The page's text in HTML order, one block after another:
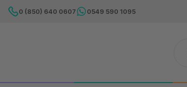
0 (850) 640 0607 0549 590 1095